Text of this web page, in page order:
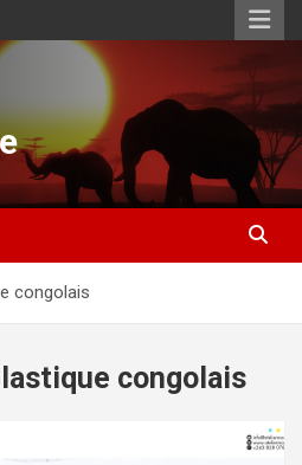
congolais
congolais